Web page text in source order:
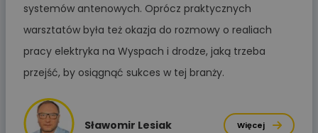
systemów antenowych. Oprócz praktycznych
warsztatów była też okazja do rozmowy o realiach
pracy elektryka na Wyspach i drodze, jaką trzeba
przejść, by osiągnąć sukces w tej branży.
Sławomir Lesiak Więcej